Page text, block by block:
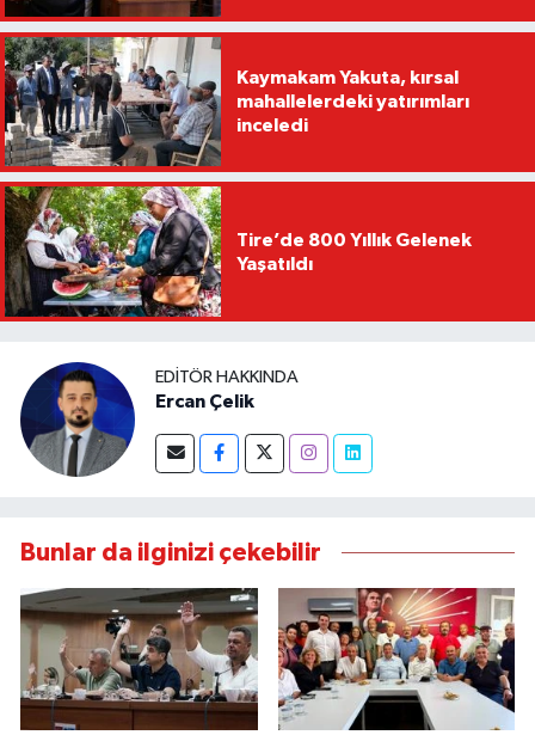
Kaymakam Yakuta, kırsal
mahallelerdeki yatırımları
inceledi
Tire’de 800 Yıllık Gelenek
Yaşatıldı
EDITÖR HAKKINDA
Ercan Çelik
Bunlar da ilginizi çekebilir